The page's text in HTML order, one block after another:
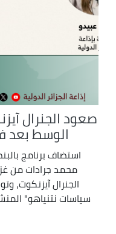
صعود الجنرال
الوسط بعد
استضاف برنامج
محمد جرادات من
الجنرال
سياسات نتنياهو"